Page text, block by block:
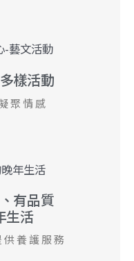
樣活動
聚情感
有品質
生活
養護服務